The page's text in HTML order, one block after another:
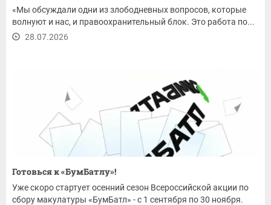
«Мы обсуждали одни из злободневных вопросов, которые
волнуют и нас, и правоохранительный блок. Это работа по...
28.07.2026
Готовься к «БумБатлу»!
Уже скоро стартует осенний сезон Всероссийской акции по
сбору макулатуры «БумБатл» - с 1 сентября по 30 ноября.